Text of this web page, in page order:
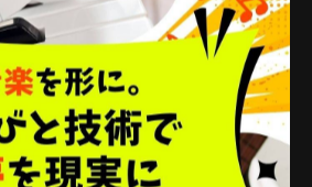
音楽理論のコツを紹
する最初の一歩とは